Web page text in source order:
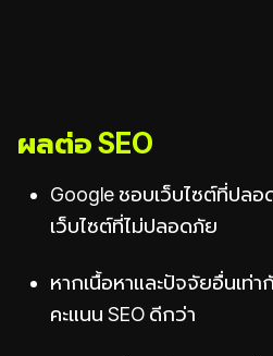
ผลต่อ SEO
Google ชอบเว็บไซต์ที่ปล
เว็บไซต์ที่ไม่ปลอดภัย
หากเนื้อหาและปัจจัยอื่นเท่า
คะแนน SEO ดีกว่า